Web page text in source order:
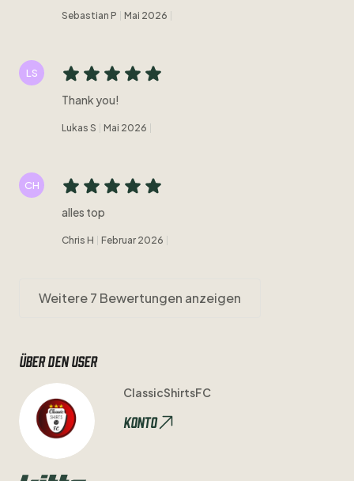
Sebastian P Mai 2026
LS
Thank you!
Lukas S Mai 2026
CH
alles top
Chris H Februar 2026
Weitere 7 Bewertungen anzeigen
Über den user
ClassicShirtsFC
Konto